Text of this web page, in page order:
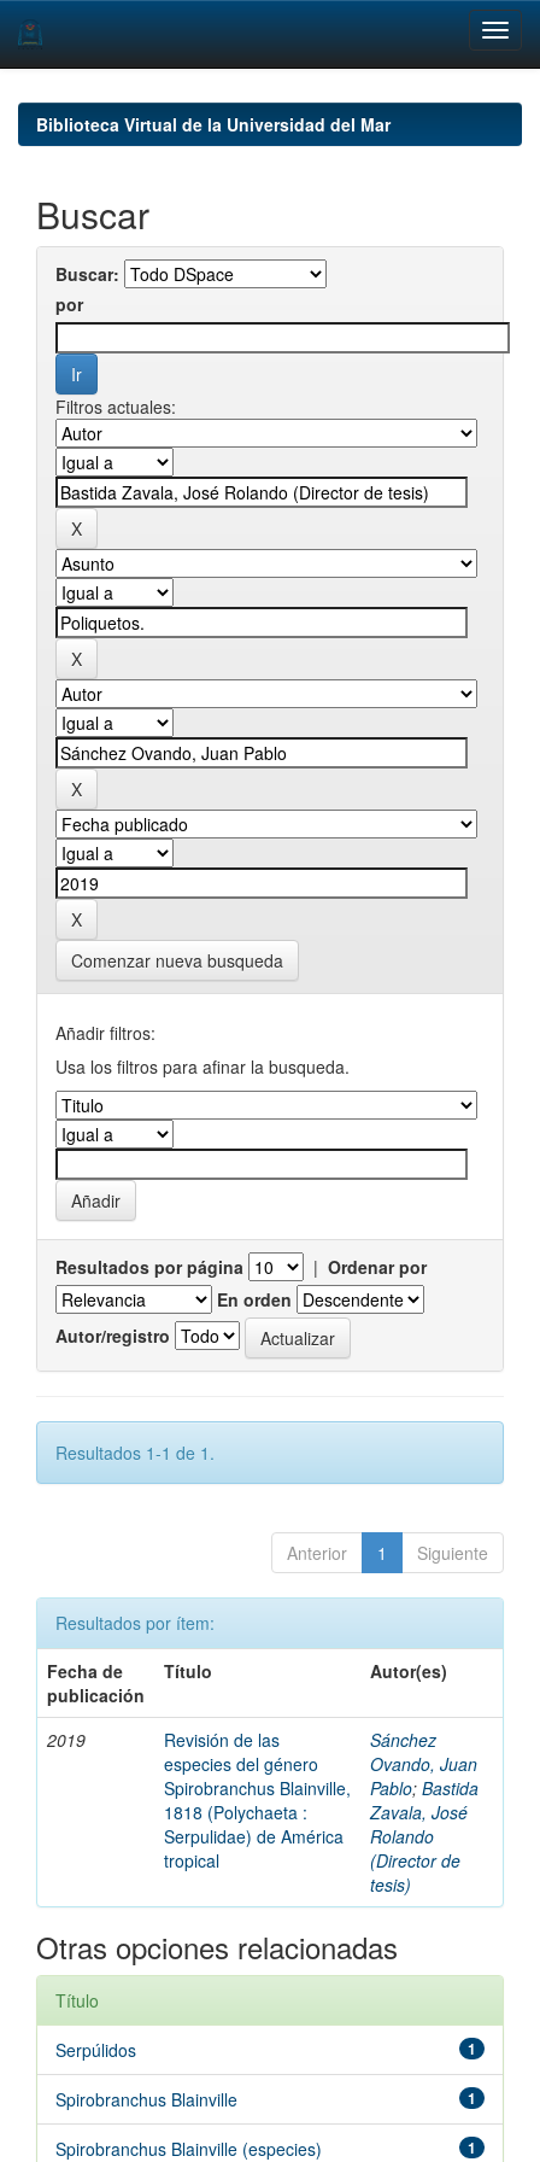
navigationBiblioteca Virtual de la Universidad del Mar
Buscar
Buscar:
por
Filtros actuales:
Comenzar nueva busqueda
Añadir filtros:
Usa los filtros para afinar la busqueda.
Resultados por página | Ordenar por
En orden
Autor/registro
Resultados 1-1 de 1.
Anterior 1 Siguiente
Resultados por ítem:
Fecha de
publicación
Título Autor(es)
2019
Revisión de las
especies del género
Spirobranchus Blainville,
1818 (Polychaeta :
Serpulidae) de América
tropical
Sánchez
Ovando, Juan
Pablo; Bastida
Zavala, José
Rolando
(Director de
tesis)
Otras opciones relacionadas
Título
1
Serpúlidos
1
Spirobranchus Blainville
1
Spirobranchus Blainville (especies)